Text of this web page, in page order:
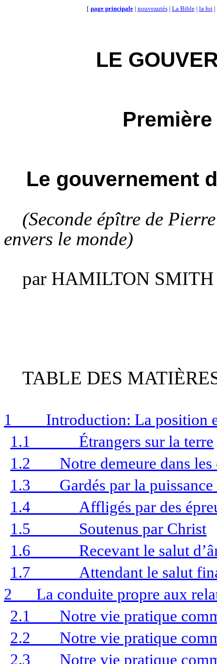
[ page principale| nouveautés| La Bible| la foi|
LE
Le gouvernement
(Seconde épître de
envers le monde)
par HAMILTON SMITH
TABLE DES
1
Introduction: La position
1.1
Étrangers sur la terre
1.2
Notre demeure dans
1.3
Gardés par la
1.4
Affligés par des
1.5
Soutenus par Christ
1.6
Recevant le salut
1.7
Attendant le salut
2
La conduite propre aux
2.1
Notre vie pratique
2.2
Notre vie pratique
2.3
Notre vie pratique